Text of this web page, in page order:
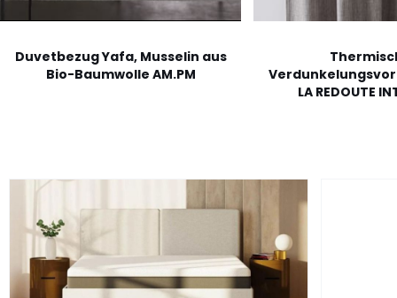
Duvetbezug Yafa, Musselin aus
Bio-Baumwolle AM.PM
LA REDOUTE